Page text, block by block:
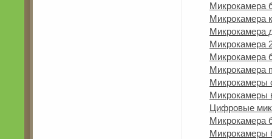
Микрокамера
Микрокамера
Микрокамера
Микрокамера
Микрокамера
Микрокамера
Микрокамеры
Микрокамеры
Цифровые
Микрокамера
Микрокамеры